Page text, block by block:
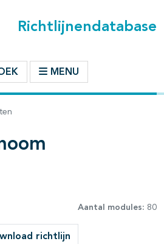
Richtlijnendatabase
MENU
Aantal modules: 80
richtlijn